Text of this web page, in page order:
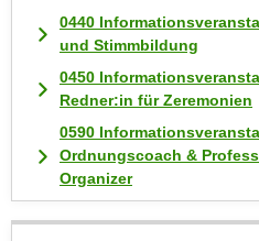
0440
und Stimmbildung
0450
Redner:in für Zeremonien
0590
Ordnungscoach &
Organizer